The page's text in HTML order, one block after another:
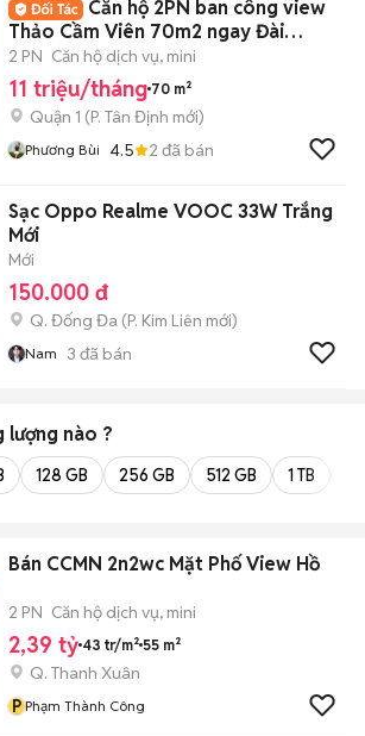
Căn hộ 2PN ban công view
Thảo Cầm Viên 70m2 ngay Đài
Truyền hình NTMK
2 PN Căn hộ dịch vụ, mini
11 triệu/tháng 70 m²
Quận 1 (P. Tân Định mới)
Phương Bùi 4.5 2 đã bán
Sạc Oppo Realme VOOC 33W Trắng
Mới
Mới
150.000 đ
Q. Đống Đa (P. Kim Liên mới)
Nam 3 đã bán
lượng nào ?
128 GB 256 GB 512 GB 1 TB
Bán CCMN 2n2wc Mặt Phố View Hồ
2 PN Căn hộ dịch vụ, mini
2,39 tỷ 43 tr/m² 55 m²
Q. Thanh Xuân
P Phạm Thành Công